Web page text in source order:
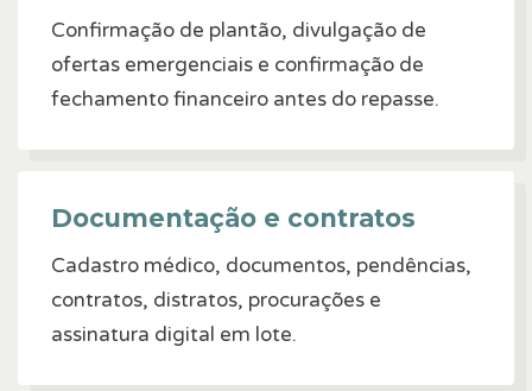
Confirmação de plantão, divulgação de
ofertas emergenciais e confirmação de
fechamento financeiro antes do repasse.
Documentação e contratos
Cadastro médico, documentos, pendências,
contratos, distratos, procurações e
assinatura digital em lote.